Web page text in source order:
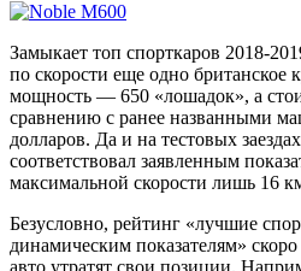
Замыкает топ спорткаров 2018-
по скорости еще одно
мощность — 650 «лошадок», а
сравнению с ранее названными
долларов. Да и на тестовых
соответствовал заявленным
максимальной скорости лишь 16
Безусловно, рейтинг «лучшие
динамическим показателям»
авто утратят свои позиции.